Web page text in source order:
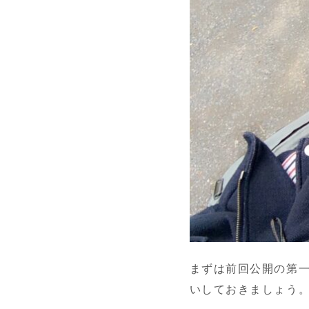
まずは前回公開の第
いしておきましょう